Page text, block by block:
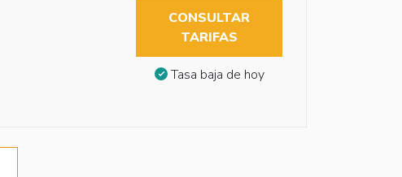
CONSULTAR
TARIFAS
Tasa baja de hoy